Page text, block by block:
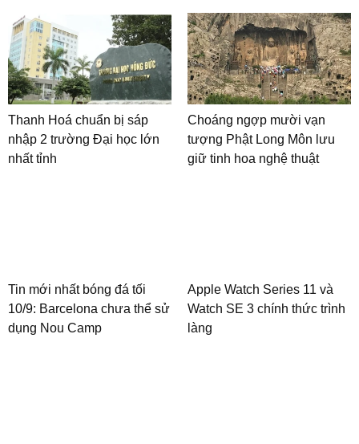
Thanh Hoá chuẩn bị sáp
nhập 2 trường Đại học lớn
nhất tỉnh
Choáng ngợp mười vạn
tượng Phật Long Môn lưu
giữ tinh hoa nghệ thuật
Tin mới nhất bóng đá tối
10/9: Barcelona chưa thể sử
dụng Nou Camp
Apple Watch Series 11 và
Watch SE 3 chính thức trình
làng